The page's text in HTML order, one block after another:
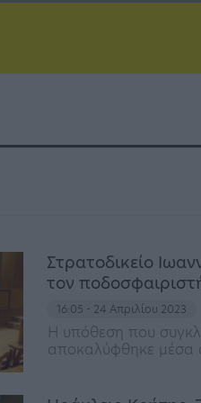
Στρατοδικείο
τον
16:05 - 24 Απριλίου 2023
Η υπόθεση που
αποκαλύφθηκε μέσα